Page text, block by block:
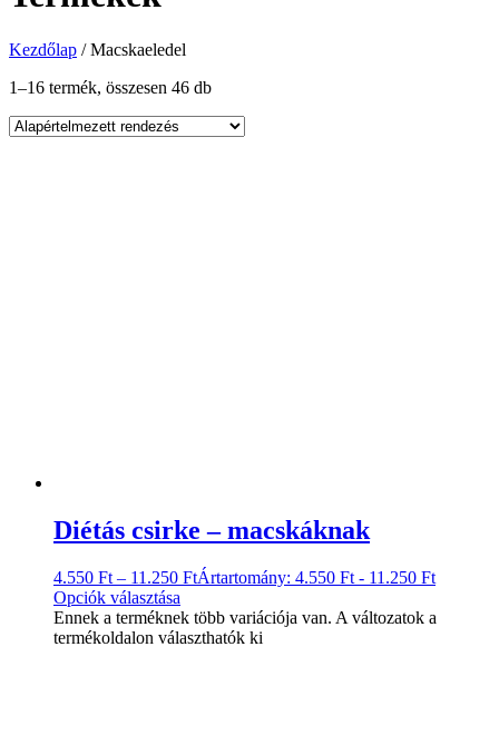
Kezdőlap / Macskaeledel
1–16 termék, összesen 46 db
Diétás csirke – macskáknak
4.550 Ft – 11.250 FtÁrtartomány: 4.550 Ft - 11.250 Ft
Opciók választása
Ennek a terméknek több variációja van. A változatok a
termékoldalon választhatók ki